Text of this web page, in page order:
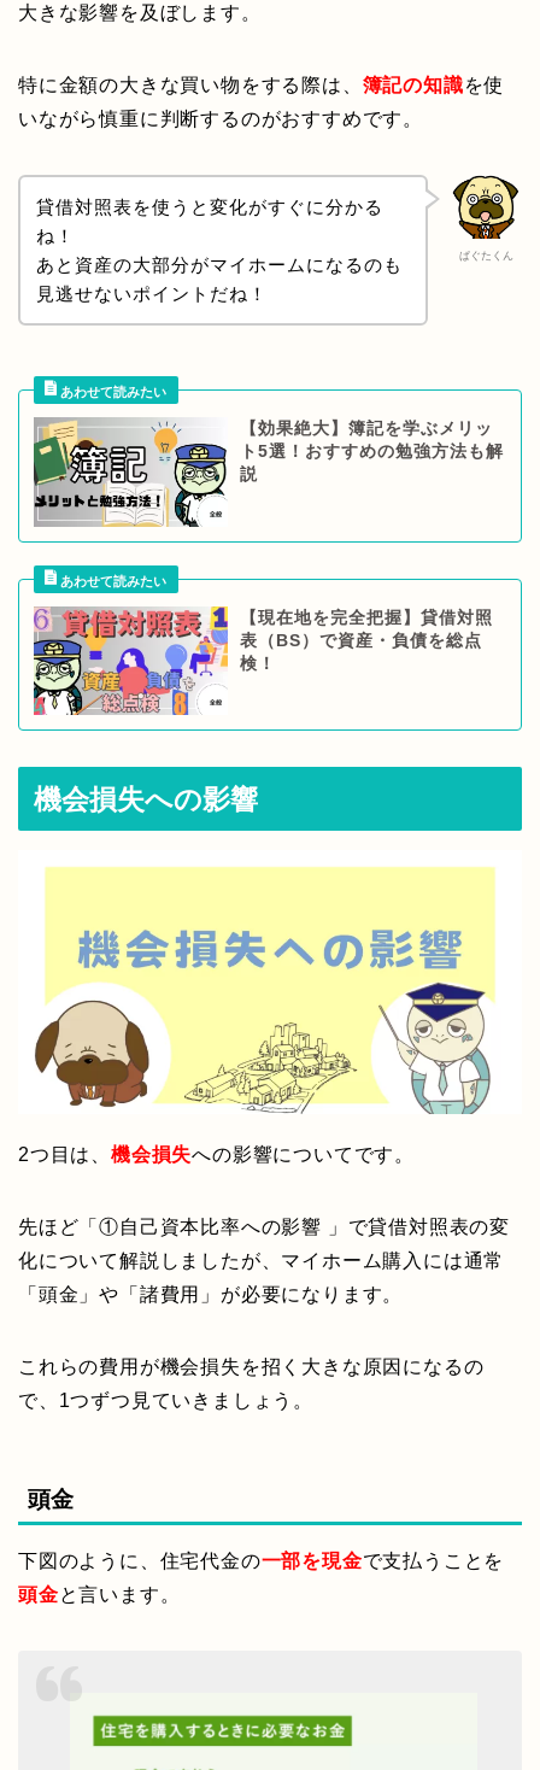
大きな影響を及ぼします。
特に金額の大きな買い物をする際は、 簿記の知識を使
いながら慎重に判断するのがおすすめです。
ぱぐたくん
貸借対照表を使うと変化がすぐに分かる
ね！
あと資産の大部分がマイホームになるのも
見逃せないポイントだね！
【効果絶大】簿記を学ぶメリッ
ト5選！おすすめの勉強方法も解
説
【現在地を完全把握】貸借対照
表（BS）で資産・負債を総点
検！
機会損失への影響
2つ目は、 機会損失への影響についてです。
先ほど「①自己資本比率への影響 」で貸借対照表の変
化について解説しましたが、マイホーム購入には通常
「頭金」や「諸費用」が必要になります。
これらの費用が機会損失を招く大きな原因になるの
で、1つずつ見ていきましょう。
頭金
下図のように、住宅代金の一部を現金で支払うことを
頭金と言います。